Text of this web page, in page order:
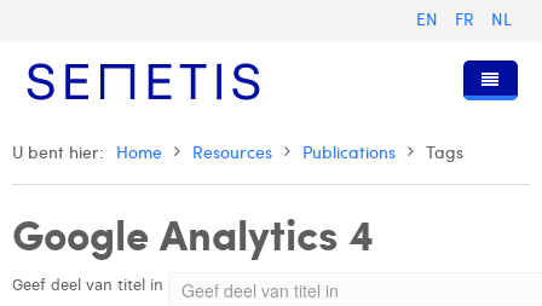
EN FR NL
Home
Diensten
Digital Advertising
Digital Business Intelligence
Wie zijn wij
Onze Geschiedenis
Pers & Publicaties
U bent hier: Home Resources Publications Tags
Google Analytics 4
Geef deel van titel in